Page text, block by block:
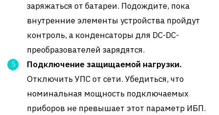
заряжаться от батареи. Подождите, пока
внутренние элементы устройства пройдут
контроль, а конденсаторы для DC-DC-
преобразователей зарядятся.
Подключение защищаемой нагрузки.
Отключить УПС от сети. Убедиться, что
номинальная мощность подключаемых
приборов не превышает этот параметр ИБП.